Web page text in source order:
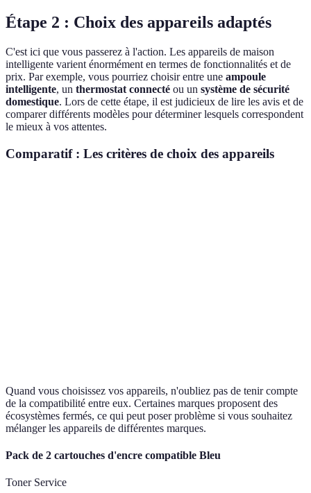
Étape 2 : Choix des appareils adaptés
C'est ici que vous passerez à l'action. Les appareils de maison
intelligente varient énormément en termes de fonctionnalités et de
prix. Par exemple, vous pourriez choisir entre une ampoule
intelligente, un thermostat connecté ou un système de sécurité
domestique. Lors de cette étape, il est judicieux de lire les avis et de
comparer différents modèles pour déterminer lesquels correspondent
le mieux à vos attentes.
Comparatif : Les critères de choix des appareils
Quand vous choisissez vos appareils, n'oubliez pas de tenir compte
de la compatibilité entre eux. Certaines marques proposent des
écosystèmes fermés, ce qui peut poser problème si vous souhaitez
mélanger les appareils de différentes marques.
Pack de 2 cartouches d'encre compatible Bleu
Toner Service